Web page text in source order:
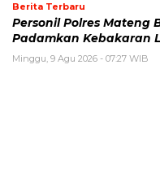
Berita Terbaru
Personil Polres Mateng
Padamkan Kebakaran
Minggu, 9 Agu 2026 - 07:27 WIB